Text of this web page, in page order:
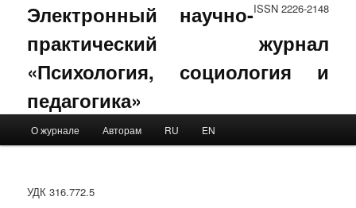
ISSN 2226-2148
Электронный научно-
практический журнал
«Психология, социология и
педагогика»
Skip to primary content
Skip to secondary content
О журнале Авторам RU EN
УДК 316.772.5